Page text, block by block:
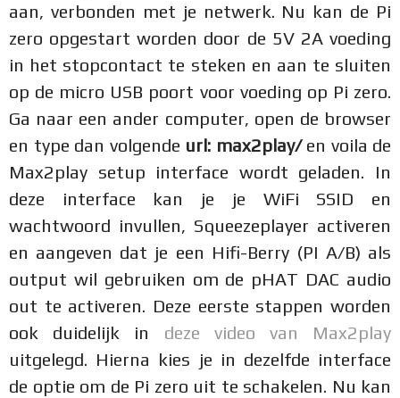
aan, verbonden met je netwerk. Nu kan de Pi
zero opgestart worden door de 5V 2A voeding
in het stopcontact te steken en aan te sluiten
op de micro USB poort voor voeding op Pi zero.
Ga naar een ander computer, open de browser
en type dan volgende url: max2play/en voila de
Max2play setup interface wordt geladen. In
deze interface kan je je WiFi SSID en
wachtwoord invullen, Squeezeplayer activeren
en aangeven dat je een Hifi-Berry (PI A/B) als
output wil gebruiken om de pHAT DAC audio
out te activeren. Deze eerste stappen worden
ook duidelijk in deze video van Max2play
uitgelegd. Hierna kies je in dezelfde interface
de optie om de Pi zero uit te schakelen. Nu kan